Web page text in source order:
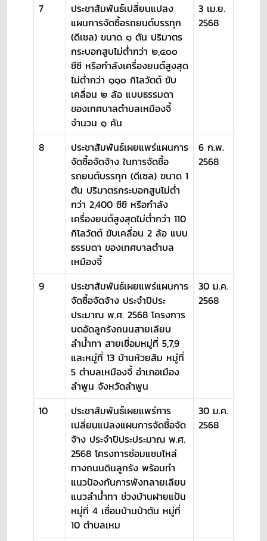
7
ประชาสัมพันธ์เปลี่ยนแปลง
แผนการจัดซื้อรถยนต์บรรทุก
(ดีเซล) ขนาด ๑ ตัน ปริมาตร
กระบอกสูบไม่ต่ำกว่า ๒,๔๐๐
ซีซี หรือกำลังเครื่องยนต์สูงสุด
ไม่ต่ำกว่า ๑๑๐ กิโลวัตต์ ขับ
เคลื่อน ๒ ล้อ แบบธรรมดา
ของเทศบาลตำบลเหมืองจี้
จำนวน ๑ คัน
3 เม.ย.
2568
8
ประชาสัมพันธ์เผยแพร่แผนการ
จัดซื้อจัดจ้าง ในการจัดซื้อ
รถยนต์บรรทุก (ดีเซล) ขนาด 1
ตัน ปริมาตรกระบอกสูบไม่ต่ำ
กว่า 2,400 ซีซี หรือกำลัง
เครื่องยนต์สูงสุดไม่ต่ำกว่า 110
กิโลวัตต์ ขับเคลื่อน 2 ล้อ แบบ
ธรรมดา ของเทศบาลตำบล
เหมืองจี้
6 ก.พ.
2568
9
ประชาสัมพันธ์เผยแพร่แผนการ
จัดซื้อจัดจ้าง ประจำปีประ
ประมาณ พ.ศ. 2568 โครงการ
บดอัดลูกรังถนนสายเลียบ
ลำน้ำทา สายเชื่อมหมู่ที่ 5,7,9
และหมู่ที่ 13 บ้านห้วยส้ม หมู่ที่
5 ตำบลเหมืองจี้ อำเภอเมือง
ลำพูน จังหวัดลำพูน
30 ม.ค.
2568
10
ประชาสัมพันธ์เผยแพร่การ
เปลี่ยนแปลงแผนการจัดซื้อจัด
จ้าง ประจำปีประประมาณ พ.ศ.
2568 โครงการซ่อมแซมไหล่
ทางถนนดินลูกรัง พร้อมทำ
แนวป้องกันการพังทลายเลียบ
แนวลำน้ำทา ช่วงบ้านฝายแป้น
หมู่ที่ 4 เชื่อมบ้านป่าตัน หมู่ที่
10 ตำบลเหม
30 ม.ค.
2568